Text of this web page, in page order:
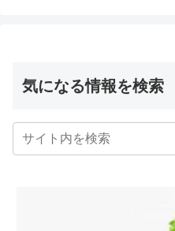
気になる情報を検索